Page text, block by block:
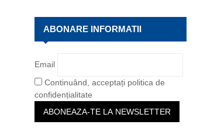
r
E
A
ABONARE INFORMATII
Email
Continuând, acceptați politica de
confidențialitate